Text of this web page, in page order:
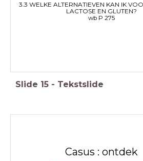
3.3 WELKE ALTERNATIEVEN KAN IK
LACTOSE EN GLUTEN?
wb P 275
Slide 15 - Tekstslide
Casus : ontdek